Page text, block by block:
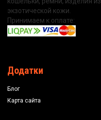
экзотической кожи.
Принимаем к оплате:
Додатки
Блог
Карта сайта